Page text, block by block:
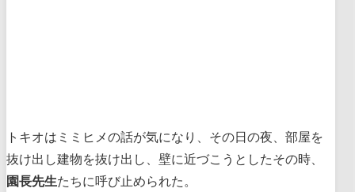
トキオはミミヒメの話が気になり、その日の夜、部屋を
抜け出し建物を抜け出し、壁に近づこうとしたその時、
園長先生たちに呼び止められた。